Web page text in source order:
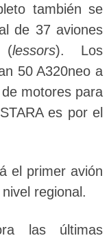
también se
de 37 aviones
(lessors). Los
50 A320neo a
motores para
es por el
el primer avión
regional.
las últimas